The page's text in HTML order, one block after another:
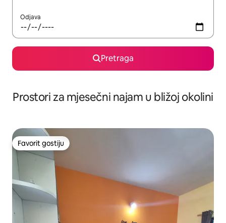
Odjava
Pretraga
Prostori za mjesečni najam u bližoj okolini
Favorit gostiju
Favorit gostiju